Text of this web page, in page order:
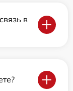
в